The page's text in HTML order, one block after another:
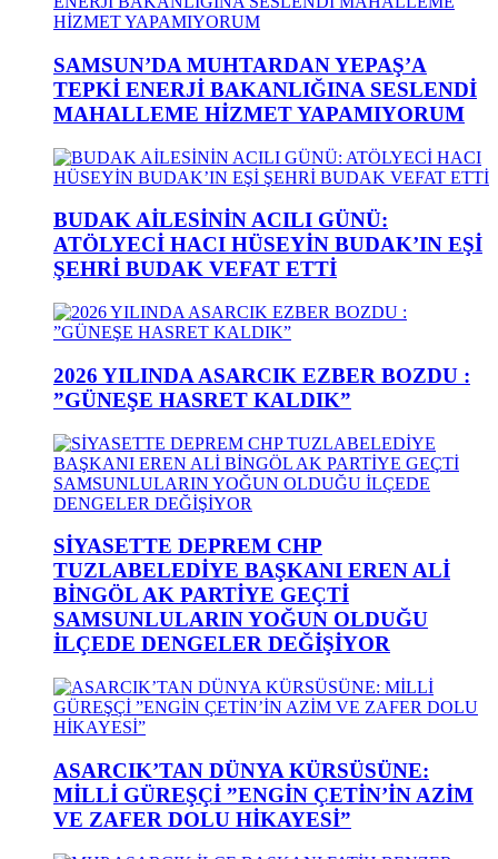
SAMSUN’DA MUHTARDAN YEPAŞ’A
TEPKİ ENERJİ BAKANLIĞINA SESLENDİ
MAHALLEME HİZMET YAPAMIYORUM
BUDAK AİLESİNİN ACILI GÜNÜ:
ATÖLYECİ HACI HÜSEYİN BUDAK’IN EŞİ
ŞEHRİ BUDAK VEFAT ETTİ
2026 YILINDA ASARCIK EZBER BOZDU :
”GÜNEŞE HASRET KALDIK”
SİYASETTE DEPREM CHP
TUZLABELEDİYE BAŞKANI EREN ALİ
BİNGÖL AK PARTİYE GEÇTİ
SAMSUNLULARIN YOĞUN OLDUĞU
İLÇEDE DENGELER DEĞİŞİYOR
ASARCIK’TAN DÜNYA KÜRSÜSÜNE:
MİLLİ GÜREŞÇİ ”ENGİN ÇETİN’İN AZİM
VE ZAFER DOLU HİKAYESİ”